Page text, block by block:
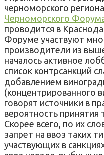
черноморского
Черноморского
проводится в
Форуме участвуют
производители из
началось активное
список контрсанкций
добавлением
(концентрированного
говорят источники в
вероятность принятия
Скорее всего, по их
запрет на ввоз таких
участвующих в